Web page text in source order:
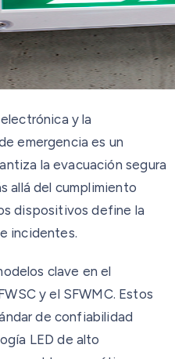
y la
emergencia es un
la evacuación segura
allá del cumplimiento
dispositivos define la
incidentes.
clave en el
y el SFWMC. Estos
de confiabilidad
LED de alto